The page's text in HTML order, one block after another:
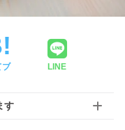
ブ LINE
す